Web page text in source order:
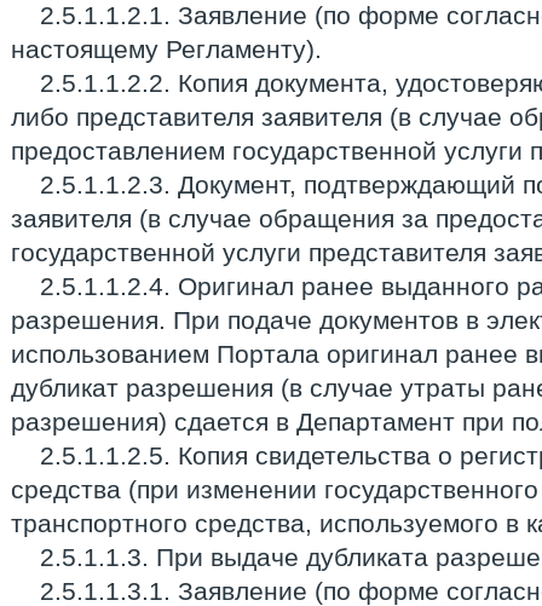
2.5.1.1.2.1. Заявление (по форме
настоящему Регламенту).
2.5.1.1.2.2. Копия документа,
либо представителя заявителя (в случае
предоставлением государственной услуги
2.5.1.1.2.3. Документ, подтверждающий
заявителя (в случае обращения за
государственной услуги представителя
2.5.1.1.2.4. Оригинал ранее выданного
разрешения. При подаче документов в
использованием Портала оригинал ранее
дубликат разрешения (в случае утраты
разрешения) сдается в Департамент при
2.5.1.1.2.5. Копия свидетельства о
средства (при изменении
транспортного средства, используемого в
2.5.1.1.3. При выдаче дубликата
2.5.1.1.3.1. Заявление (по форме